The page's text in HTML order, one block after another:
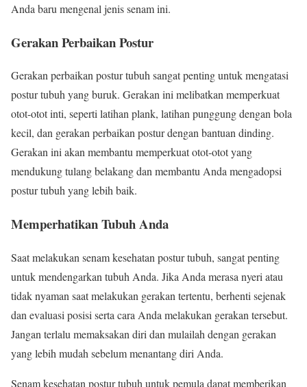
Anda baru mengenal jenis senam ini.
Gerakan Perbaikan Postur
Gerakan perbaikan postur tubuh sangat penting untuk mengatasi
postur tubuh yang buruk. Gerakan ini melibatkan memperkuat
otot-otot inti, seperti latihan plank, latihan punggung dengan bola
kecil, dan gerakan perbaikan postur dengan bantuan dinding.
Gerakan ini akan membantu memperkuat otot-otot yang
mendukung tulang belakang dan membantu Anda mengadopsi
postur tubuh yang lebih baik.
Memperhatikan Tubuh Anda
Saat melakukan senam kesehatan postur tubuh, sangat penting
untuk mendengarkan tubuh Anda. Jika Anda merasa nyeri atau
tidak nyaman saat melakukan gerakan tertentu, berhenti sejenak
dan evaluasi posisi serta cara Anda melakukan gerakan tersebut.
Jangan terlalu memaksakan diri dan mulailah dengan gerakan
yang lebih mudah sebelum menantang diri Anda.
Senam kesehatan postur tubuh untuk pemula dapat memberikan